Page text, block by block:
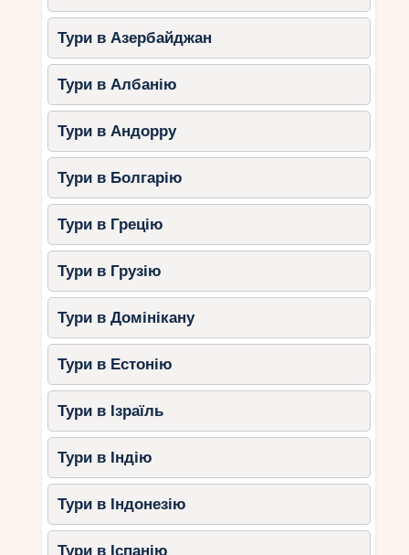
Міста:
Пореч:аквапарк Aquacolors та
велосипедні маршрути.
Ровинь:старе місто, прогулянки
набережною та пляжі з пологим
входом у воду.
Розваги:
Екскурсії в національний парк
Бріоні.
3. Спліт
Спліт – це зручне місто для поєднання пляжного
відпочинку та культурних екскурсій.
Пляжі:
Бачвіце – популярний піщаний
Овчиці – затишний пляж із тінню
Екскурсія до палацу Діоклетіана.
Тури в Азербайджан
Тури в Албанію
Тури в Андорру
Тури в Болгарію
Тури в Грецію
Тури в Грузію
Тури в Домінікану
Тури в Естонію
Тури в Ізраїль
Тури в Індію
Тури в Індонезію
Тури в Іспанію